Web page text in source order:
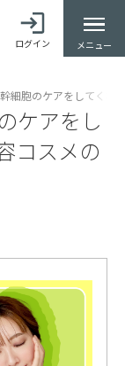
ログイン メニュー
細胞のケアをしてくれ
ケアをし
コスメの